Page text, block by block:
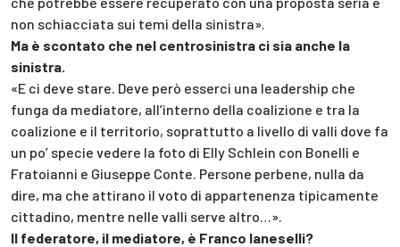
non schiacciata sui temi della sinistra».
Ma è scontato che nel centrosinistra ci sia anche la
sinistra.
«E ci deve stare. Deve però esserci una leadership che
funga da mediatore, all’interno della coalizione e tra la
coalizione e il territorio, soprattutto a livello di valli dove fa
un po’ specie vedere la foto di Elly Schlein con Bonelli e
Fratoianni e Giuseppe Conte. Persone perbene, nulla da
dire, ma che attirano il voto di appartenenza tipicamente
cittadino, mentre nelle valli serve altro…».
Il federatore, il mediatore, è Franco Ianeselli?